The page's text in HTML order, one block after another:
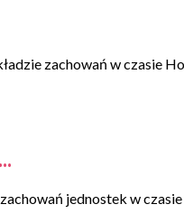
zachowań w czasie
jednostek w